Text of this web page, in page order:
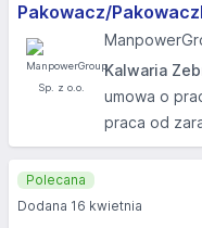
Pakowacz/
Kalwaria
umowa o
praca od
Polecana
Dodana 16 kwietnia